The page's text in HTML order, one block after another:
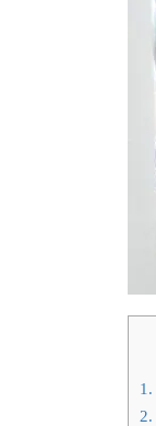
1.
2.